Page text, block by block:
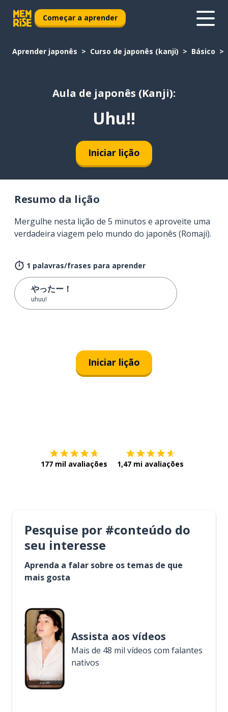
Começar a aprender
Aprender japonês Curso de japonês (kanji) Básico
Aula de japonês (Kanji):
Uhu!!
Iniciar lição
Resumo da lição
Mergulhe nesta lição de 5 minutos e aproveite uma
verdadeira viagem pelo mundo do japonês (Romaji).
1 palavras/frases para aprender
やったー！
uhuu!
Iniciar lição
177 mil avaliações 1,47 mi avaliações
Pesquise por #conteúdo do
seu interesse
Aprenda a falar sobre os temas de que
mais gosta
Assista aos vídeos
Mais de 48 mil vídeos com falantes
nativos